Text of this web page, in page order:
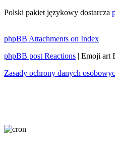
Polski pakiet językowy dostarcza
phpBB Attachments on Index
phpBB post Reactions | Emoji art
Zasady ochrony danych